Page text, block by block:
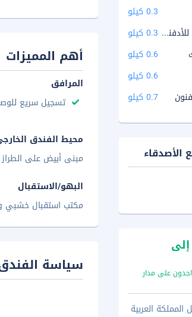
أهم المميزات
المرافق
تسجيل سريع
محيط الفندق
مبنى أبيض على الطراز
البهو/الاستقبال
مكتب استقبال خشبي
سياسة
0.3 كيلو
كنيسة السبعة أيام للأدفنتست 0.3 كيلو
0.6 كيلو
0.6 كيلو
0.7 كيلو
الأصدقاء
على مدار
العربية